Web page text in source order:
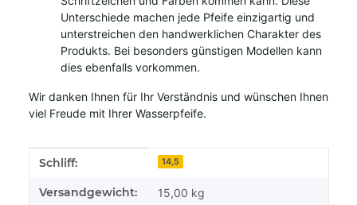
Unterschiede machen jede Pfeife einzigartig und
unterstreichen den handwerklichen Charakter des
Produkts. Bei besonders günstigen Modellen kann
dies ebenfalls vorkommen.
Wir danken Ihnen für Ihr Verständnis und wünschen Ihnen
viel Freude mit Ihrer Wasserpfeife.
Produkteigenschaft
Wert
Schliff: 14,5
Versandgewicht: 15,00 kg